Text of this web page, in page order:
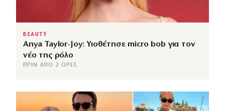
BEAUTY
Anya Taylor-Joy: Υιοθέτησε micro bob για τον
νέο της ρόλο
ΠΡΙΝ ΑΠΌ 2 ΏΡΕΣ